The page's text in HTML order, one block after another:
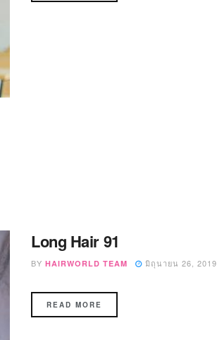
Long Hair 91
BY HAIRWORLD TEAM มิถุนายน 26, 2019
READ MORE